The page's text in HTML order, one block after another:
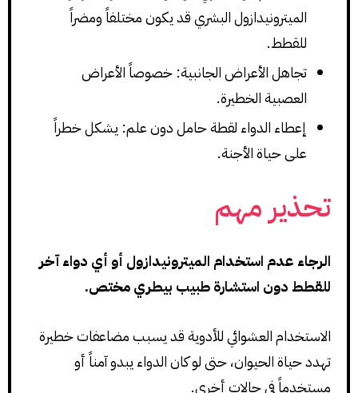
الميترونيدازول البشري قد يكون مختلفاً ومضراً
للقطط.
تجاهل الأعراض الجانبية: خصوصاً الأعراض
العصبية الخطيرة.
إعطاء الدواء لقطة حامل دون علم: يشكل خطراً
على حياة الأجنة.
تحذير مهم
الرجاء عدم استخدام الميترونيدازول أو أي دواء آخر
للقطط دون استشارة طبيب بيطري مختص.
الاستخدام العشوائي للأدوية قد يسبب مضاعفات خطيرة
تهدد حياة الحيوان، حتى لو كان الدواء يبدو آمناً أو
مستخدماً في حالات أخرى.